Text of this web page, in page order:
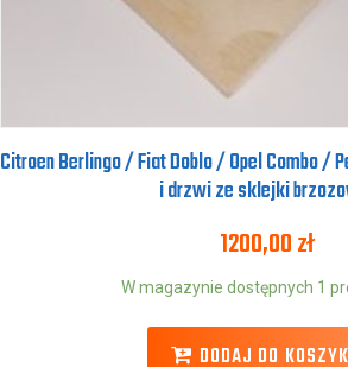
Citroen Berlingo / Fiat Doblo / Opel Combo /
i drzwi ze sklejki
1200,00zł
W magazynie dostępnych 1
DODAJ DO